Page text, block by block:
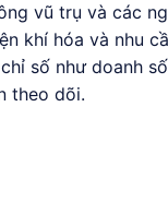
vũ trụ và các
khí hóa và nhu
số như doanh
theo dõi.